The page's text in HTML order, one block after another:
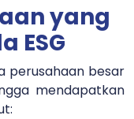
yang
ESG
perusahaan besar
mendapatkan